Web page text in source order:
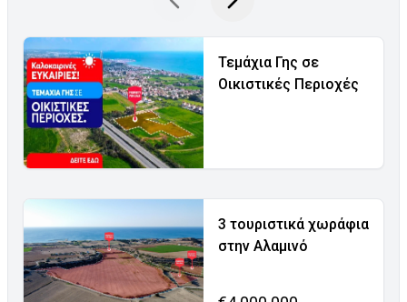
Τεμάχια Γης σε
Οικιστικές Περιοχές
3 τουριστικά χωράφια
στην Αλαμινό